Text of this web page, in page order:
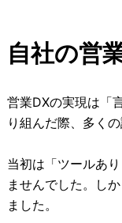
自社の営
営業DXの実現は「
り組んだ際、多く
当初は「ツールあ
ませんでした。し
ました。